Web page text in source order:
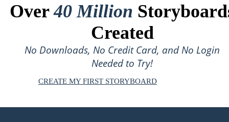
Over40 Million
Created
No Downloads, No Credit Card, and No Login
Needed to Try!
CREATE MY FIRST STORYBOARD